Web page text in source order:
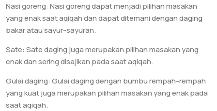
Nasi goreng: Nasi goreng dapat menjadi pilihan masakan
yang enak saat aqiqah dan dapat ditemani dengan daging
bakar atau sayur-sayuran.
Sate: Sate daging juga merupakan pilihan masakan yang
enak dan sering disajikan pada saat aqiqah.
Gulai daging: Gulai daging dengan bumbu rempah-rempah
yang kuat juga merupakan pilihan masakan yang enak pada
saat aqiqah.